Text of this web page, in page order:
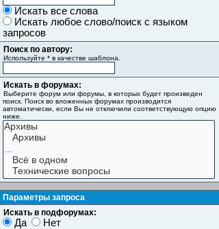
Искать все слова
Искать любое слово/поиск с языком
запросов
Поиск по автору:
Используйте * в качестве шаблона.
Искать в форумах:
Выберите форум или форумы, в которых будет произведен
поиск. Поиск во вложенных форумах производится
автоматически, если Вы не отключили соответствующую опцию
ниже.
Параметры запроса
Искать в подфорумах:
Да Нет